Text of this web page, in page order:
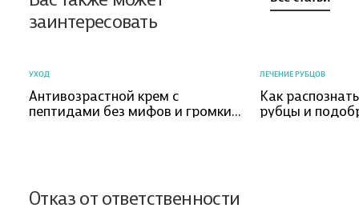
заинтересовать
УХОД
Антивозрастной крем с
пептидами без мифов и громких
ЛЕЧЕНИЕ РУБЦОВ
Как
рубцы и
Отказ от ответственности